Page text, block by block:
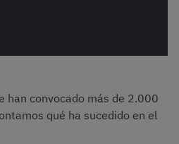
han convocado más de 2.000
qué ha sucedido en el